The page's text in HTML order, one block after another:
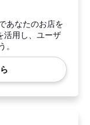
あなたのお店を
活用し、ユーザ
。